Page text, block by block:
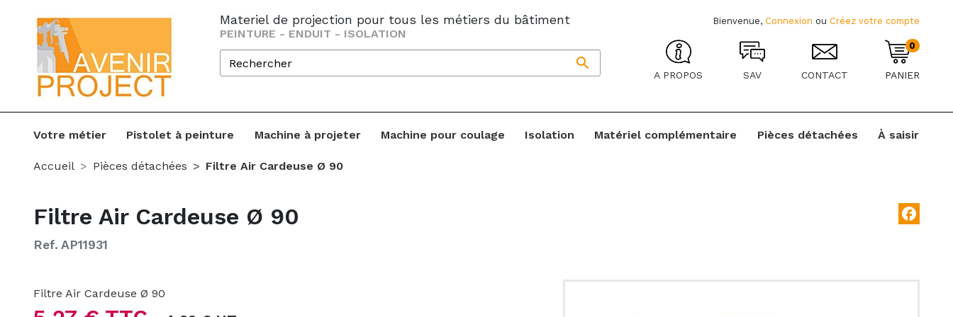
Materiel de projection pour tous les métiers du bâtiment
PEINTURE - ENDUIT - ISOLATION

Bienvenue, Connexion ou Créez votre compte
A PROPOS SAV CONTACT
0
PANIER
Votre métier Pistolet à peinture Machine à projeter Machine pour coulage Isolation Matériel complémentaire Pièces détachées À saisir
Accueil Pièces détachées Filtre Air Cardeuse Ø 90
Filtre Air Cardeuse Ø 90 facebook
Ref. AP11931
Filtre Air Cardeuse Ø 90